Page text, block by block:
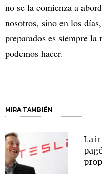
no se la comienza a
nosotros, sino en los
preparados es siempre
podemos hacer.
MIRA TAMBIÉN
La